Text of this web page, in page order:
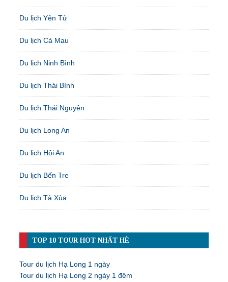
Du lịch Yên Tử
Du lịch Cà Mau
Du lịch Ninh Bình
Du lịch Thái Bình
Du lịch Thái Nguyên
Du lịch Long An
Du lịch Hội An
Du lịch Bến Tre
Du lịch Tà Xùa
TOP 10 TOUR HOT NHẤT HÈ
Tour du lịch Hạ Long 1 ngày
Tour du lịch Hạ Long 2 ngày 1 đêm